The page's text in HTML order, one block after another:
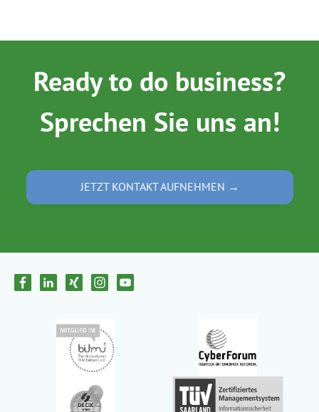
Ready to do business?
Sprechen Sie uns an!
JETZT KONTAKT AUFNEHMEN →